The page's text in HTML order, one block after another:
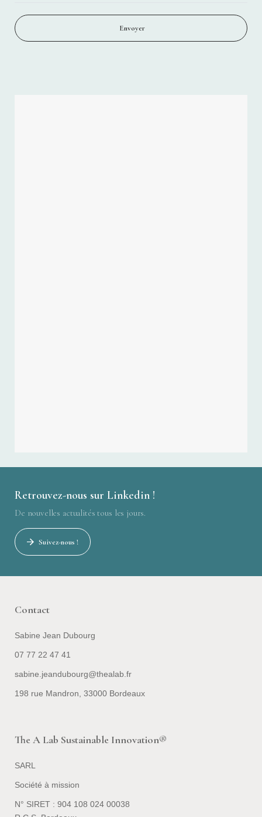
Envoyer
Retrouvez-nous sur Linkedin !
De nouvelles actualités tous les jours.
Suivez-nous !
Contact
Sabine Jean Dubourg
07 77 22 47 41
sabine.jeandubourg@thealab.fr
198 rue Mandron, 33000 Bordeaux
The A Lab Sustainable Innovation®
SARL
Société à mission
N° SIRET : 904 108 024 00038